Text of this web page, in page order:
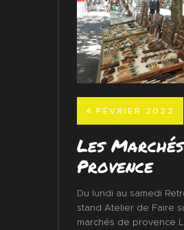
4 FÉVRIER 2022
Les
Provence
Du lundi au samedi
stand Atelier de Faire
marchés de provence